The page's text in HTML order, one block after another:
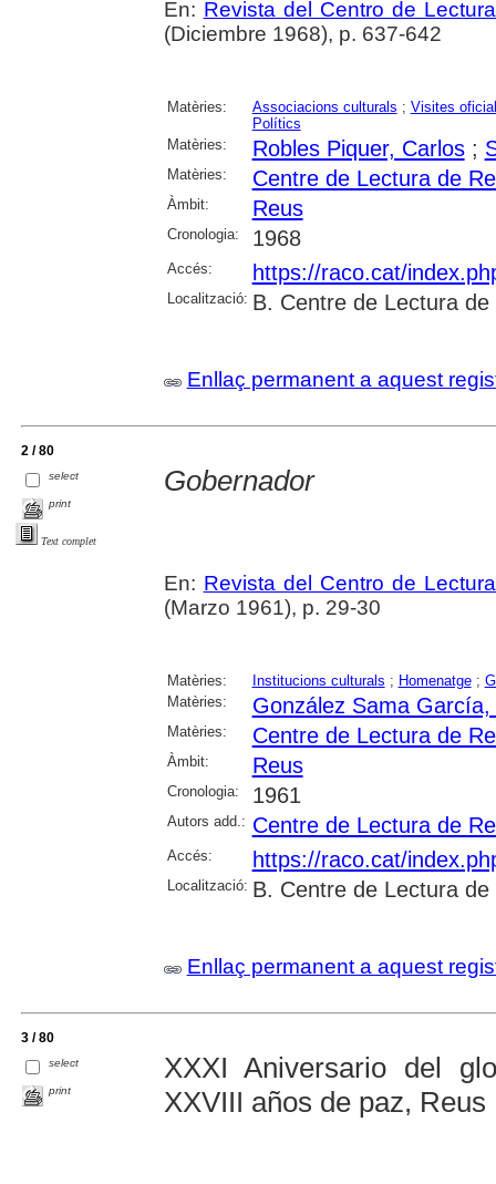
En: Revista del Centro de
(Diciembre 1968), p. 637-642
Matèries: Associacions culturals ; Visites
Polítics
Matèries:
Robles Piquer, Carlos;
Matèries: Centre de Lectura de
Àmbit: Reus
Cronologia: 1968
Accés: https://raco.cat/
Localització: B. Centre de Lectura de
Enllaç permanent a aquest
2 / 80
select
print
Text complet
Gobernador
En: Revista del Centro de
(Marzo 1961), p. 29-30
Matèries: Institucions culturals ; Homenatge;
Matèries:
González Sama García,
Matèries: Centre de Lectura de
Àmbit: Reus
Cronologia: 1961
Autors add.: Centre de Lectura de
Accés: https://raco.cat/
Localització: B. Centre de Lectura de
Enllaç permanent a aquest
3 / 80
select
print
XXXI Aniversario del
XXVIII años de paz,